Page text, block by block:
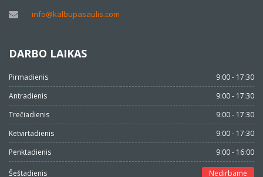
info@kalbupasaulis.com
DARBO LAIKAS
Pirmadienis
9:00 - 17:30
Antradienis
9:00 - 17:30
Trečiadienis
9:00 - 17:30
Ketvirtadienis
9:00 - 17:30
Penktadienis
9:00 - 16:00
Šeštadienis Nedirbame